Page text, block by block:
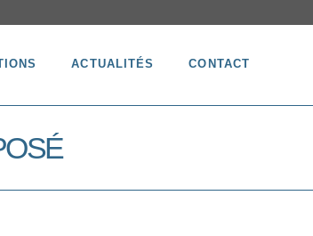
ACTUALITÉS CONTACT